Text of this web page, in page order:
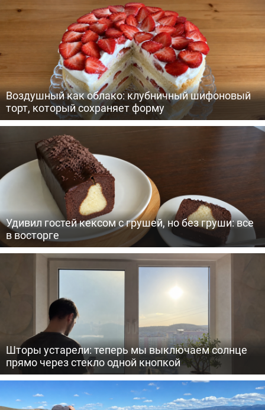
Воздушный как облако: клубничный шифоновый
торт, который сохраняет форму
Удивил гостей кексом с грушей, но без груши: все
в восторге
Шторы устарели: теперь мы выключаем солнце
прямо через стекло одной кнопкой